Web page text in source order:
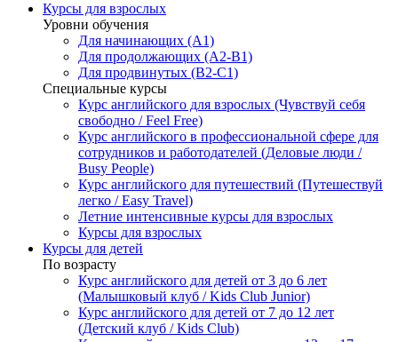
Курсы для взрослых
Уровни обучения
Для начинающих (A1)
Для продолжающих (A2-B1)
Для продвинутых (B2-C1)
Специальные курсы
Курс английского для взрослых (Чувствуй себя
свободно / Feel Free)
Курс английского в профессиональной сфере для
сотрудников и работодателей (Деловые люди /
Busy People)
Курс английского для путешествий (Путешествуй
легко / Easy Travel)
Летние интенсивные курсы для взрослых
Курсы для взрослых
Курсы для детей
По возрасту
Курс английского для детей от 3 до 6 лет
(Малышковый клуб / Kids Club Junior)
Курс английского для детей от 7 до 12 лет
(Детский клуб / Kids Club)